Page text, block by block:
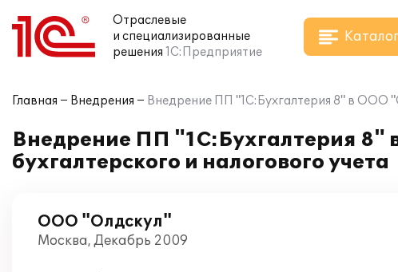
Отраслевые
и специализированные
решения 1С:Предприятие
Каталог
Главная Внедрения Внедрение ПП "1С:Бухгалтерия 8" в ООО
Внедрение ПП "1С:Бухгалтерия 8"
бухгалтерского и налогового учета
ООО "Олдскул"
Москва, Декабрь 2009